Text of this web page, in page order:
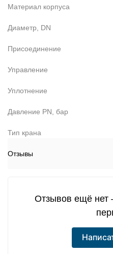
Материал корпуса
Диаметр, DN
Присоединение
Управление
Уплотнение
Давление PN, бар
Тип крана
Отзывы
Отзывов ещё нет